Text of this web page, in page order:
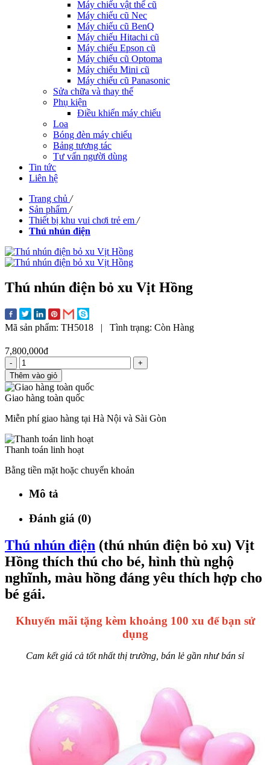
Máy chiếu vật thể cũ
Máy chiếu cũ Nec
Máy chiếu cũ BenQ
Máy chiếu Hitachi cũ
Máy chiếu Epson cũ
Máy chiếu cũ Optoma
Máy chiếu Mini cũ
Máy chiếu cũ Panasonic
Sửa chữa và thay thế
Phụ kiện
Điều khiển máy chiếu
Loa
Bóng đèn máy chiếu
Bảng tương tác
Tư vấn người dùng
Tin tức
Liên hệ
Trang chủ /
Sản phẩm /
Thiết bị khu vui chơi trẻ em /
Thú nhún điện
Thú nhún điện bỏ xu Vịt Hồng
Mã sản phẩm: TH5018 | Tình trạng: Còn Hàng
7,800,000đ
-
+
Thêm vào giỏ
Giao hàng toàn quốc
Miễn phí giao hàng tại Hà Nội và Sài Gòn
Thanh toán linh hoạt
Bằng tiền mặt hoặc chuyển khoản
Mô tả
Đánh giá (0)
Thú nhún điện (thú nhún điện bỏ xu) Vịt
Hồng thích thú cho bé, hình thù nghộ
nghĩnh, màu hồng đáng yêu thích hợp cho
bé gái.
Khuyến mãi tặng kèm khoảng 100 xu để bạn sử
dụng
Cam kết giá cả tốt nhất thị trường, bán lẻ gần như bán sỉ